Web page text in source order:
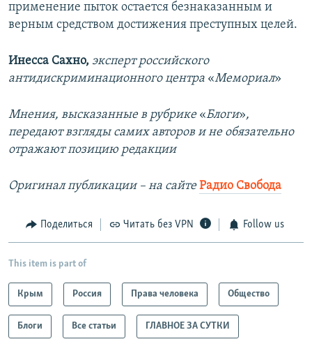
применение пыток остается безнаказанным и
верным средством достижения преступных целей.
Инесса Сахно, эксперт российского
антидискриминационного центра «Мемориал»​
Мнения, высказанные в рубрике «Блоги»​,
передают взгляды самих авторов и не обязательно
отражают позицию редакции
Оригинал публикации – на сайтеРадио Свобода
Поделиться Читать без VPN Follow us
This item is part of
Крым Россия Права человека Общество
Блоги Все статьи ГЛАВНОЕ ЗА СУТКИ